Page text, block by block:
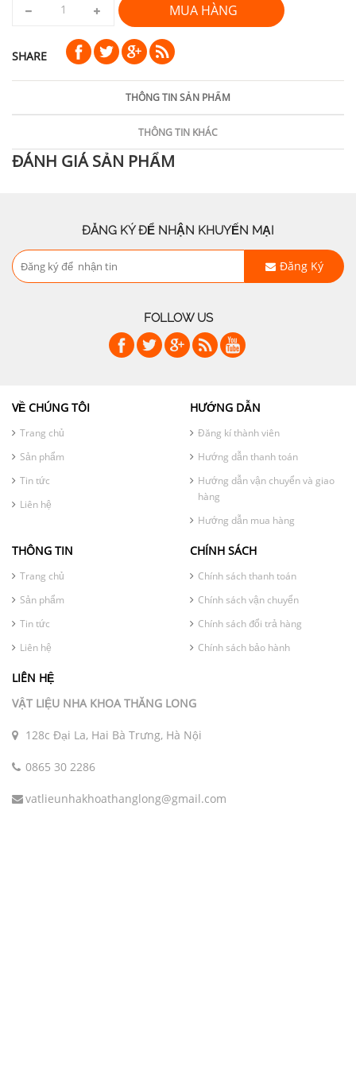
MUA HÀNG
SHARE
THÔNG TIN SẢN PHẨM
THÔNG TIN KHÁC
ĐÁNH GIÁ SẢN PHẨM
ĐĂNG KÝ ĐỂ NHẬN KHUYẾN MẠI
Đăng Ký
FOLLOW US
VỀ CHÚNG TÔI
Trang chủ
Sản phẩm
Tin tức
Liên hệ
HƯỚNG DẪN
Đăng kí thành viên
Hướng dẫn thanh toán
Hướng dẫn vận chuyển và giao
hàng
Hướng dẫn mua hàng
THÔNG TIN
Trang chủ
Sản phẩm
Tin tức
Liên hệ
CHÍNH SÁCH
Chính sách thanh toán
Chính sách vận chuyển
Chính sách đổi trả hàng
Chính sách bảo hành
LIÊN HỆ
VẬT LIỆU NHA KHOA THĂNG LONG
128c Đại La, Hai Bà Trưng, Hà Nội
0865 30 2286
vatlieunhakhoathanglong@gmail.com